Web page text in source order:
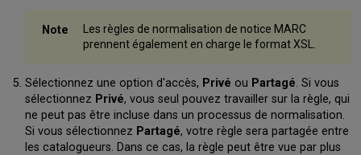
Les règles de normalisation de notice MARC
prennent également en charge le format XSL.
Sélectionnez une option d'accès, Privé ou Partagé. Si vous
sélectionnez Privé, vous seul pouvez travailler sur la règle, qui
ne peut pas être incluse dans un processus de normalisation.
Si vous sélectionnez Partagé, votre règle sera partagée entre
les catalogueurs. Dans ce cas, la règle peut être vue par plus